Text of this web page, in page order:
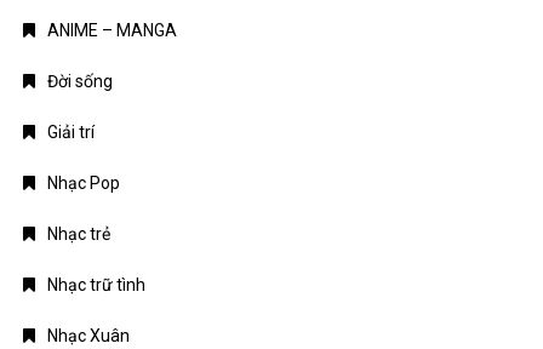
ANIME – MANGA
Đời sống
Giải trí
Nhạc Pop
Nhạc trẻ
Nhạc trữ tình
Nhạc Xuân